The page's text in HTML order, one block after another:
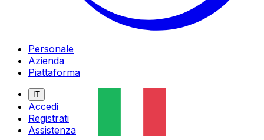
Personale
Azienda
Piattaforma
IT
Accedi
Registrati
Assistenza